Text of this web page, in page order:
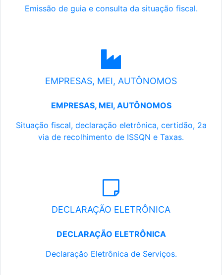
Emissão de guia e consulta da situação fiscal.
EMPRESAS, MEI, AUTÔNOMOS
EMPRESAS, MEI, AUTÔNOMOS
Situação fiscal, declaração eletrônica, certidão, 2a
via de recolhimento de ISSQN e Taxas.
DECLARAÇÃO ELETRÔNICA
DECLARAÇÃO ELETRÔNICA
Declaração Eletrônica de Serviços.